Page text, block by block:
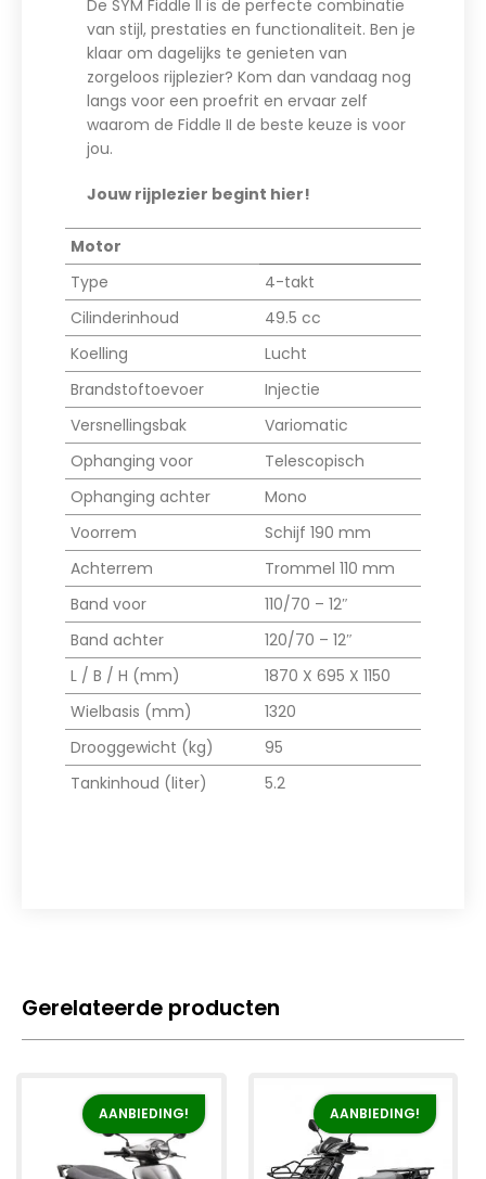
De SYM Fiddle II is de perfecte combinatie
van stijl, prestaties en functionaliteit. Ben je
klaar om dagelijks te genieten van
zorgeloos rijplezier? Kom dan vandaag nog
langs voor een proefrit en ervaar zelf
waarom de Fiddle II de beste keuze is voor
jou.
Jouw rijplezier begint hier!
Motor
Type
4-takt
Cilinderinhoud
49.5 cc
Koelling
Lucht
Brandstoftoevoer
Injectie
Versnellingsbak
Variomatic
Ophanging voor
Telescopisch
Ophanging achter
Mono
Voorrem
Schijf 190 mm
Achterrem
Trommel 110 mm
Band voor
110/70 – 12″
Band achter
120/70 – 12″
L / B / H (mm)
1870 X 695 X 1150
Wielbasis (mm)
1320
Drooggewicht (kg)
95
Tankinhoud (liter)
5.2
Gerelateerde producten
AANBIEDING! AANBIEDING!